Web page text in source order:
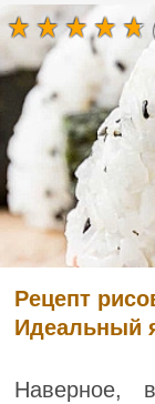
Рецепт
Идеальный
Наверное,